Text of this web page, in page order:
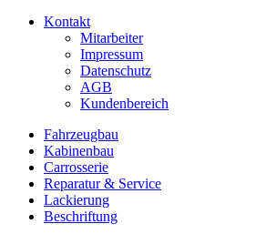
Kontakt
Mitarbeiter
Impressum
Datenschutz
AGB
Kundenbereich
Fahrzeugbau
Kabinenbau
Carrosserie
Reparatur & Service
Lackierung
Beschriftung